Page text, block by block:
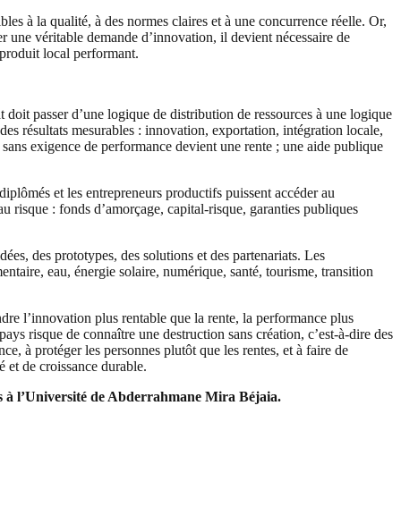
à la qualité, à des normes claires et à une concurrence réelle. Or,
véritable demande d’innovation, il devient nécessaire de
local performant.
passer d’une logique de distribution de ressources à une logique
résultats mesurables : innovation, exportation, intégration locale,
exigence de performance devient une rente ; une aide publique
et les entrepreneurs productifs puissent accéder au
risque : fonds d’amorçage, capital-risque, garanties publiques
des prototypes, des solutions et des partenariats. Les
eau, énergie solaire, numérique, santé, tourisme, transition
l’innovation plus rentable que la rente, la performance plus
risque de connaître une destruction sans création, c’est-à-dire des
à protéger les personnes plutôt que les rentes, et à faire de
de croissance durable.
à l’Université de Abderrahmane Mira Béjaia.